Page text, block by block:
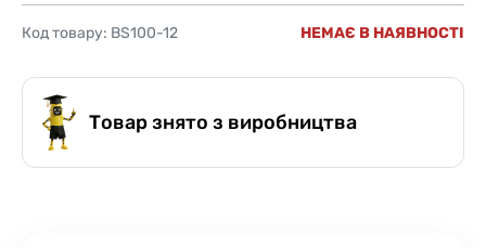
Код товару: BS100-12 НЕМАЄ В НАЯВНОСТІ
Товар знято з виробництва